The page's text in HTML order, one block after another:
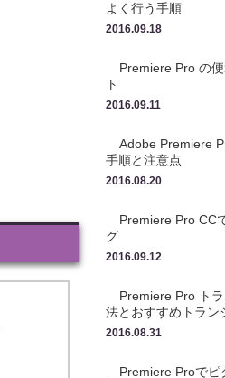
よく行う手順
2016.09.18
Premiere Pro の
ト
2016.09.11
Adobe Premiere
手順と注意点
2016.08.20
Premiere Pro CC
グ
2016.09.12
Premiere Pro ト
法とおすすめトラン
2016.08.31
Premiere Proでピ